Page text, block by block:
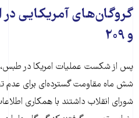
گروگان‌های آمریکایی در
و ۲۰۹
پس از شکست عملیات امریکا در
شش ماه مقاومت گسترده‌ای برای عدم
شورای انقلاب داشتند با همکاری